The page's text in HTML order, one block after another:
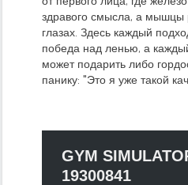
здравого смысла, а мышцы
глазах. Здесь каждый
победа над ленью, а
может подарить либо
панику: "Это я уже такой
GYM
19300841